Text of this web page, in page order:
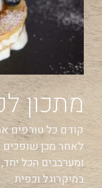
מתכון
קודם כל טורפים
לאחר מכן
ומערבבים הכל
במיקרוגל וכפית